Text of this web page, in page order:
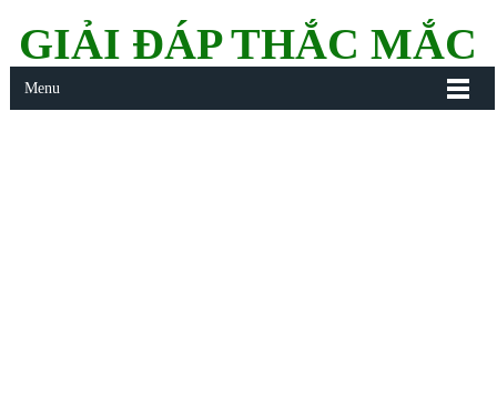
GIẢI ĐÁP THẮC MẮC
Menu